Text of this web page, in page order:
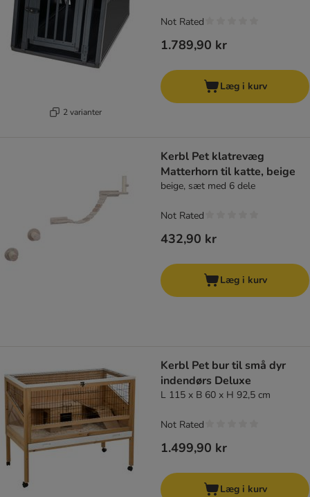
2 varianter
1.789,90 kr
Not Rated
Læg i kurv
Kerbl Pet klatrevæg
Matterhorn til katte, beige
beige, sæt med 6 dele
432,90 kr
Not Rated
Læg i kurv
Kerbl Pet bur til små dyr
indendørs Deluxe
L 115 x B 60 x H 92,5 cm
1.499,90 kr
Not Rated
Læg i kurv